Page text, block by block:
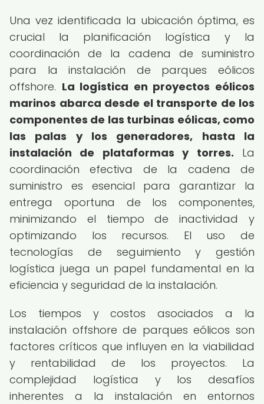
Una vez identificada la ubicación óptima, es
crucial la planificación logística y la
coordinación de la cadena de suministro
para la instalación de parques eólicos
offshore. La logística en proyectos eólicos
marinos abarca desde el transporte de los
componentes de las turbinas eólicas, como
las palas y los generadores, hasta la
instalación de plataformas y torres. La
coordinación efectiva de la cadena de
suministro es esencial para garantizar la
entrega oportuna de los componentes,
minimizando el tiempo de inactividad y
optimizando los recursos. El uso de
tecnologías de seguimiento y gestión
logística juega un papel fundamental en la
eficiencia y seguridad de la instalación.
Los tiempos y costos asociados a la
instalación offshore de parques eólicos son
factores críticos que influyen en la viabilidad
y rentabilidad de los proyectos. La
complejidad logística y los desafíos
inherentes a la instalación en entornos